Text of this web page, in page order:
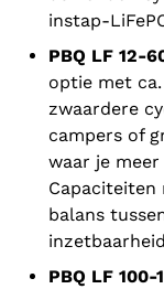
PBQ LF 12-
optie met
zwaardere
campers of
waar je
Capaciteiten
balans
PBQ LF 100-